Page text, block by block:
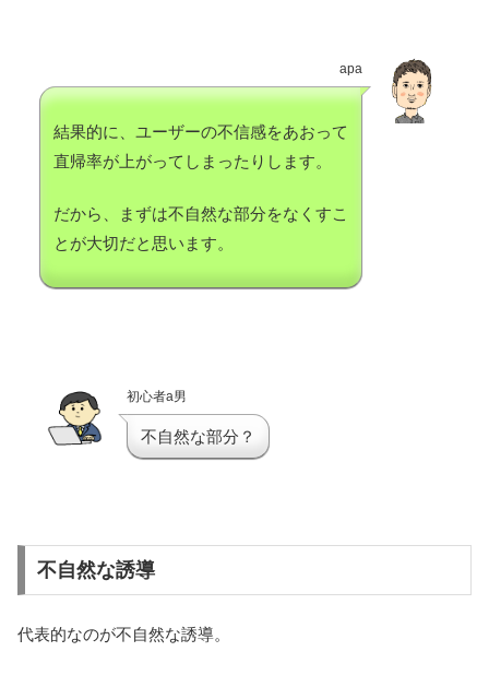
apa
結果的に、ユーザーの不信感をあおって
直帰率が上がってしまったりします。
だから、まずは不自然な部分をなくすこ
とが大切だと思います。
初心者a男
不自然な部分？
不自然な誘導
代表的なのが不自然な誘導。